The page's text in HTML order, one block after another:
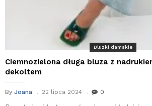
Bluzki damskie
Ciemnozielona długa bluza z
dekoltem
By Joana 22 lipca 2024 0